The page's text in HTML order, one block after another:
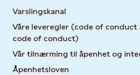
Varslingskanal
Våre leveregler (code of conduct
code of conduct)
Vår tilnærming til åpenhet og
Åpenhetsloven